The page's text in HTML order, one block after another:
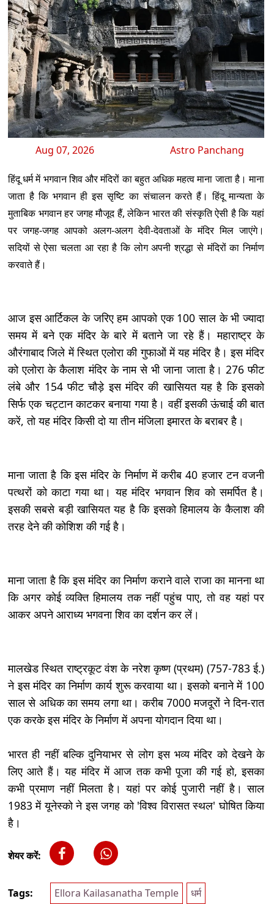
Aug 07, 2026 Astro Panchang
हिंदू धर्म में भगवान शिव और मंदिरों का बहुत अधिक महत्व माना जाता है। माना
जाता है कि भगवान ही इस सृष्टि का संचालन करते हैं। हिंदू मान्यता के
मुताबिक भगवान हर जगह मौजूद हैं, लेकिन भारत की संस्कृति ऐसी है कि यहां
पर जगह-जगह आपको अलग-अलग देवी-देवताओं के मंदिर मिल जाएंगे।
सदियों से ऐसा चलता आ रहा है कि लोग अपनी श्रद्धा से मंदिरों का निर्माण
करवाते हैं।
आज इस आर्टिकल के जरिए हम आपको एक 100 साल के भी ज्यादा
समय में बने एक मंदिर के बारे में बताने जा रहे हैं। महाराष्ट्र के
औरंगाबाद जिले में स्थित एलोरा की गुफाओं में यह मंदिर है। इस मंदिर
को एलोरा के कैलाश मंदिर के नाम से भी जाना जाता है। 276 फीट
लंबे और 154 फीट चौड़े इस मंदिर की खासियत यह है कि इसको
सिर्फ एक चट्टान काटकर बनाया गया है। वहीं इसकी ऊंचाई की बात
करें, तो यह मंदिर किसी दो या तीन मंजिला इमारत के बराबर है।
माना जाता है कि इस मंदिर के निर्माण में करीब 40 हजार टन वजनी
पत्थरों को काटा गया था। यह मंदिर भगवान शिव को समर्पित है।
इसकी सबसे बड़ी खासियत यह है कि इसको हिमालय के कैलाश की
तरह देने की कोशिश की गई है।
माना जाता है कि इस मंदिर का निर्माण कराने वाले राजा का मानना था
कि अगर कोई व्यक्ति हिमालय तक नहीं पहुंच पाए, तो वह यहां पर
आकर अपने आराध्य भगवना शिव का दर्शन कर लें।
मालखेड स्थित राष्ट्रकूट वंश के नरेश कृष्ण (प्रथम) (757-783 ई.)
ने इस मंदिर का निर्माण कार्य शुरू करवाया था। इसको बनाने में 100
साल से अधिक का समय लगा था। करीब 7000 मजदूरों ने दिन-रात
एक करके इस मंदिर के निर्माण में अपना योगदान दिया था।
भारत ही नहीं बल्कि दुनियाभर से लोग इस भव्य मंदिर को देखने के
लिए आते हैं। यह मंदिर में आज तक कभी पूजा की गई हो, इसका
कभी प्रमाण नहीं मिलता है। यहां पर कोई पुजारी नहीं है। साल
1983 में यूनेस्को ने इस जगह को 'विश्व विरासत स्थल' घोषित किया
है।
शेयर करें:
Tags: Ellora Kailasanatha Temple धर्म